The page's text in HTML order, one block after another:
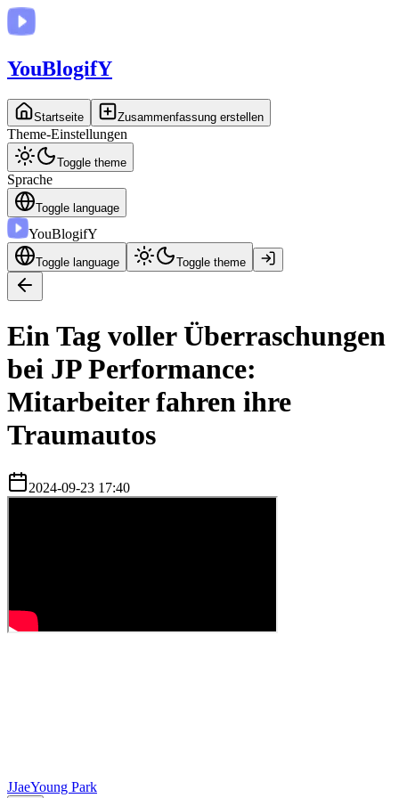
YouBlogifY
Startseite Zusammenfassung erstellen
Theme-Einstellungen
Toggle theme
Sprache
Toggle language
YouBlogifY
Toggle language Toggle theme
Ein Tag voller Überraschungen
bei JP Performance:
Mitarbeiter fahren ihre
Traumautos
2024-09-23 17:40
JJaeYoung Park